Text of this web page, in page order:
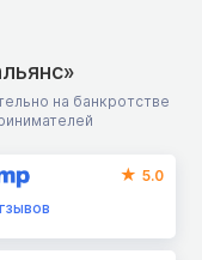
на банкротстве
5.0